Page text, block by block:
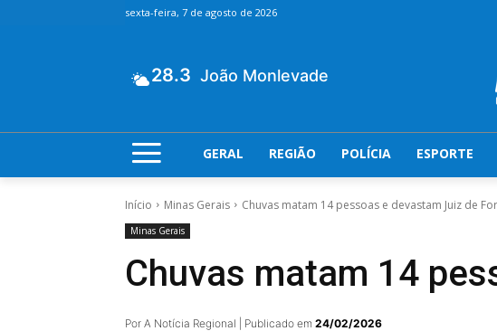
sexta-feira, 7 de agosto de 2026
28.3 João Monlevade
GERAL REGIÃO POLÍCIA ESPORTE
Início Minas Gerais Chuvas matam 14 pessoas e devastam Juiz de
Minas Gerais
Chuvas matam 14
Por A Notícia Regional | Publicado em 24/02/2026